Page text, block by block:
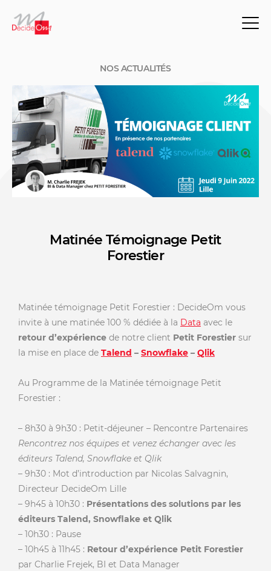
NOS ACTUALITÉS
NOS ACTUALITÉS
Matinée Témoignage Petit
Forestier
Matinée témoignage Petit Forestier : DecideOm vous
invite à une matinée 100 % dédiée à la Data avec le
retour d’expérience de notre client Petit Forestier sur
la mise en place de Talend – Snowflake – Qlik
Au Programme de la Matinée témoignage Petit
Forestier :
– 8h30 à 9h30 : Petit-déjeuner – Rencontre Partenaires
Rencontrez nos équipes et venez échanger avec les
éditeurs Talend, Snowflake et Qlik
– 9h30 : Mot d’introduction par Nicolas Salvagnin,
Directeur DecideOm Lille
– 9h45 à 10h30 : Présentations des solutions par les
éditeurs Talend, Snowflake et Qlik
– 10h30 : Pause
– 10h45 à 11h45 : Retour d’expérience Petit Forestier
par Charlie Frejek, BI et Data Manager